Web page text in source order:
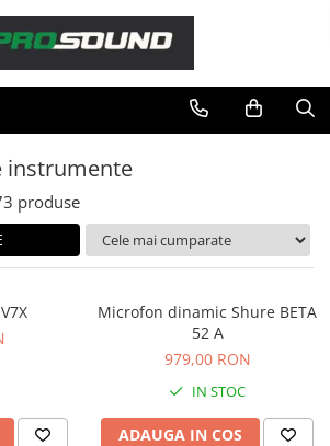
instrumente
produse
Microfon dinamic Shure BETA
52 A
979,00 RON
IN STOC
ADAUGA IN COS